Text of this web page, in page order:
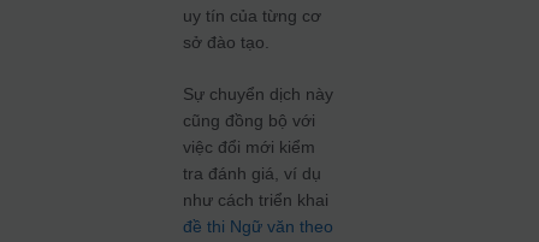
uy tín của từng cơ
sở đào tạo.
Sự chuyển dịch này
cũng đồng bộ với
việc đổi mới kiểm
tra đánh giá, ví dụ
như cách triển khai
đề thi Ngữ văn theo